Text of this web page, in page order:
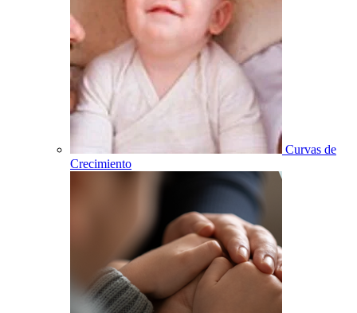
Curvas de
Crecimiento